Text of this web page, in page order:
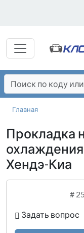
Главная
Прокладка
Хендэ-Киа
#
Задать вопрос